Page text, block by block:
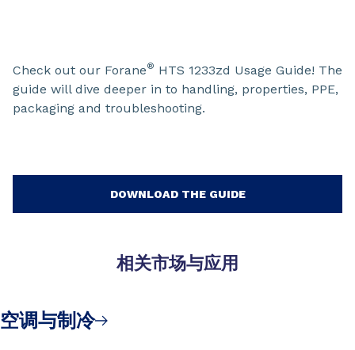
Check out our Forane® HTS 1233zd Usage Guide! The
guide will dive deeper in to handling, properties, PPE,
packaging and troubleshooting.
DOWNLOAD THE GUIDE
相关市场与应用
空调与制冷